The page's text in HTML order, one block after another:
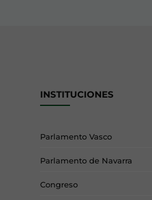
INSTITUCIONES
Parlamento Vasco
Parlamento de Navarra
Congreso